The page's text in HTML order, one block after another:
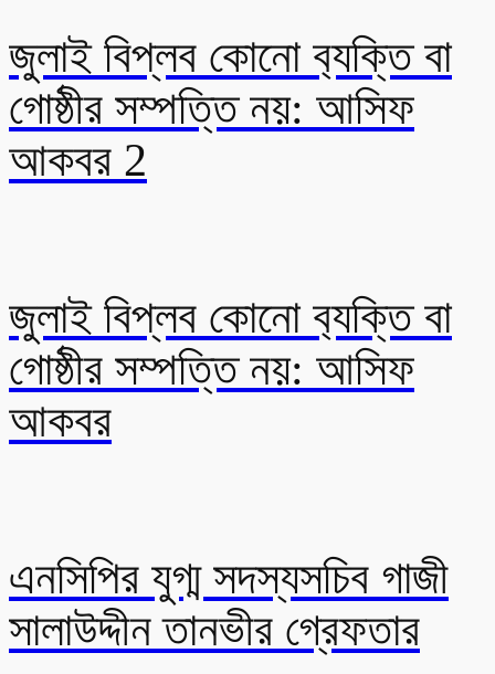
জুলাই বিপ্লব কোনো ব‍্যক্তি বা
গোষ্ঠীর সম্পত্তি নয়: আসিফ
আকবর 2
জুলাই বিপ্লব কোনো ব‍্যক্তি বা
গোষ্ঠীর সম্পত্তি নয়: আসিফ
আকবর
এনসিপির যুগ্ম সদস্যসচিব গাজী
সালাউদ্দীন তানভীর গ্রেফতার